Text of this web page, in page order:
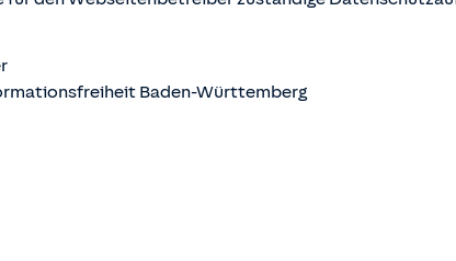
Baden-Württemberg